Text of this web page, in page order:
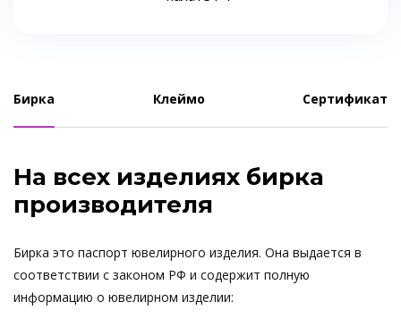
Бирка Клеймо Сертификат
На всех изделиях бирка
производителя
Бирка это паспорт ювелирного изделия. Она выдается в
соответствии с законом РФ и содержит полную
информацию о ювелирном изделии: